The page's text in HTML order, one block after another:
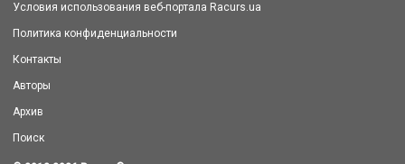
Условия использования веб-портала Racurs.ua
Политика конфиденциальности
Контакты
Авторы
Архив
Поиск